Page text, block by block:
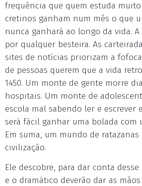
frequência que quem estuda
cretinos ganham num mês o que
nunca ganhará ao longo da vida.
por qualquer besteira. As
sites de notícias priorizam a
de pessoas querem que a vida
1450. Um monte de gente morre
hospitais. Um monte de
escola mal sabendo ler e escrever
será fácil ganhar uma bolada com
Em suma, um mundo de
civilização.
Ele descobre, para dar conta
e o dramático deverão dar as